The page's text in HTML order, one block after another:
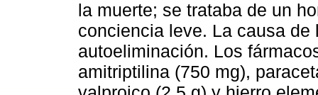
la muerte; se trataba de un
conciencia leve. La causa
autoeliminación. Los
amitriptilina (750 mg),